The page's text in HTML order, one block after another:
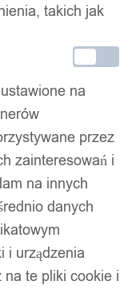
takich jak
na
przez
zainteresowań i
na innych
danych
i urządzenia
na te pliki cookie i